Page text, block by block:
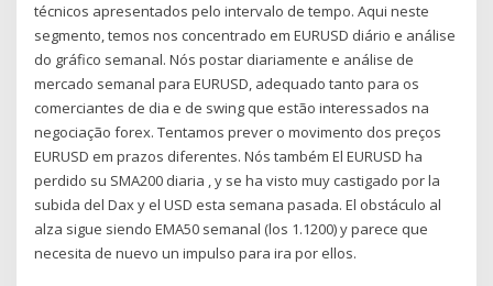
técnicos apresentados pelo intervalo de tempo. Aqui neste
segmento, temos nos concentrado em EURUSD diário e análise
do gráfico semanal. Nós postar diariamente e análise de
mercado semanal para EURUSD, adequado tanto para os
comerciantes de dia e de swing que estão interessados na
negociação forex. Tentamos prever o movimento dos preços
EURUSD em prazos diferentes. Nós também El EURUSD ha
perdido su SMA200 diaria , y se ha visto muy castigado por la
subida del Dax y el USD esta semana pasada. El obstáculo al
alza sigue siendo EMA50 semanal (los 1.1200) y parece que
necesita de nuevo un impulso para ira por ellos.